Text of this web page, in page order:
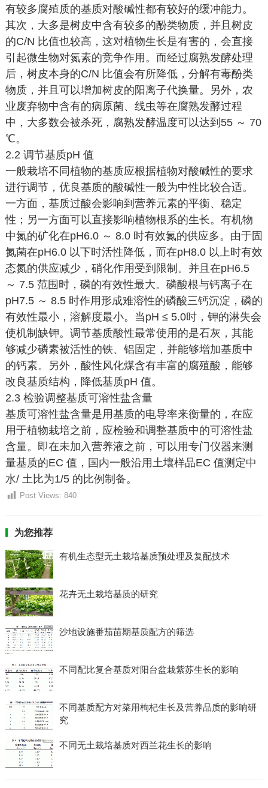
有较多腐殖质的基质对酸碱性都有较好的缓冲能力。
其次，大多是树皮中含有较多的酚类物质，并且树皮
的C/N 比值也较高，这对植物生长是有害的，会直接
引起微生物对氮素的竞争作用。而经过腐熟发酵处理
后，树皮本身的C/N 比值会有所降低，分解有毒酚类
物质，并且可以增加树皮的阳离子代换量。另外，农
业废弃物中含有的病原菌、线虫等在腐熟发酵过程
中，大多数会被杀死，腐熟发酵温度可以达到55 ～ 70
℃。
2.2 调节基质pH 值
一般栽培不同植物的基质应根据植物对酸碱性的要求
进行调节，优良基质的酸碱性一般为中性比较合适。
一方面，基质过酸会影响到营养元素的平衡、稳定
性；另一方面可以直接影响植物根系的生长。有机物
中氮的矿化在pH6.0 ～ 8.0 时有效氮的供应多。由于固
氮菌在pH6.0 以下时活性降低，而在pH8.0 以上时有效
态氮的供应减少，硝化作用受到限制。并且在pH6.5
～ 7.5 范围时，磷的有效性最大。磷酸根与钙离子在
pH7.5 ～ 8.5 时作用形成难溶性的磷酸三钙沉淀，磷的
有效性最小，溶解度最小。当pH ≤ 5.0时，钾的淋失会
使机制缺钾。调节基质酸性最常使用的是石灰，其能
够减少磷素被活性的铁、铝固定，并能够增加基质中
的钙素。另外，酸性风化煤含有丰富的腐殖酸，能够
改良基质结构，降低基质pH 值。
2.3 检验调整基质可溶性盐含量
基质可溶性盐含量是用基质的电导率来衡量的，在应
用于植物栽培之前，应检验和调整基质中的可溶性盐
含量。即在未加入营养液之前，可以用专门仪器来测
量基质的EC 值，国内一般沿用土壤样品EC 值测定中
水/ 土比为1/5 的比例制备。
Post Views: 840
为您推荐
有机生态型无土栽培基质预处理及复配技术
花卉无土栽培基质的研究
沙地设施番茄苗期基质配方的筛选
不同配比复合基质对阳台盆栽紫苏生长的影响
不同基质配方对菜用枸杞生长及营养品质的影响研
究
不同无土栽培基质对西兰花生长的影响